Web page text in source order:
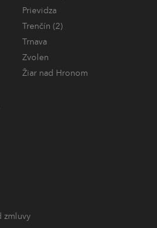
Prievidza
Trenčín (2)
Trnava
Zvolen
Žiar nad Hronom
zmluvy